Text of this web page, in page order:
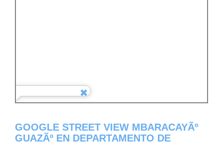
GOOGLE STREET VIEW MBARACAYÃº
GUAZÃº EN DEPARTAMENTO DE